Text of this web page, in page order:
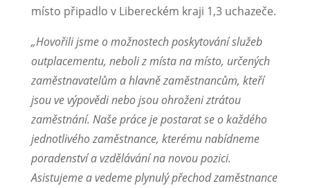
místo připadlo v Libereckém kraji 1,3 uchazeče.
„Hovořili jsme o možnostech poskytování služeb
outplacementu, neboli z místa na místo, určených
zaměstnavatelům a hlavně zaměstnancům, kteří
jsou ve výpovědi nebo jsou ohroženi ztrátou
zaměstnání. Naše práce je postarat se o každého
jednotlivého zaměstnance, kterému nabídneme
poradenství a vzdělávání na novou pozici.
Asistujeme a vedeme plynulý přechod zaměstnance